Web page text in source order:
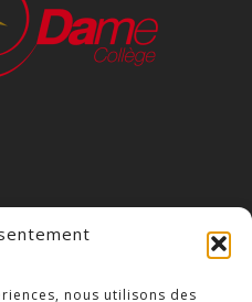
nous utilisons des